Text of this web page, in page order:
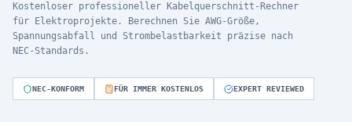
Kostenloser professioneller Kabelquerschnitt-Rechner
für Elektroprojekte. Berechnen Sie AWG-Größe,
Spannungsabfall und Strombelastbarkeit präzise nach
NEC-Standards.
NEC-KONFORM FÜR IMMER KOSTENLOS EXPERT REVIEWED